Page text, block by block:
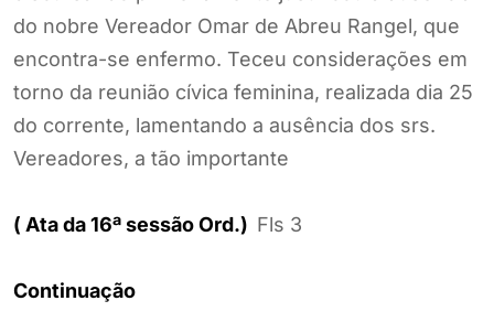
do nobre Vereador Omar de Abreu Rangel, que
encontra-se enfermo. Teceu considerações em
torno da reunião cívica feminina, realizada dia 25
do corrente, lamentando a ausência dos srs.
Vereadores, a tão importante
( Ata da 16ª sessão Ord.) Fls 3
Continuação